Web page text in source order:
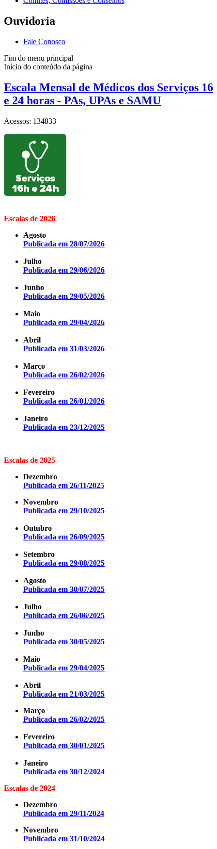
Ouvidoria
Fale Conosco
Fim do menu principal
Início do conteúdo da página
Escala Mensal de Médicos dos Serviços 16
e 24 horas - PAs, UPAs e SAMU
Acessos: 134833
Escalas de 2026
Agosto
Publicada em 28/07/2026
Julho
Publicada em 29/06/2026
Junho
Publicada em 29/05/2026
Maio
Publicada em 29/04/2026
Abril
Publicada em 31/03/2026
Março
Publicada em 26/02/2026
Fevereiro
Publicada em 26/01/2026
Janeiro
Publicada em 23/12/2025
Escalas de 2025
Dezembro
Publicada em 26/11/2025
Novembro
Publicada em 29/10/2025
Outubro
Publicada em 26/09/2025
Setembro
Publicada em 29/08/2025
Agosto
Publicada em 30/07/2025
Julho
Publicada em 26/06/2025
Junho
Publicada em 30/05/2025
Maio
Publicada em 29/04/2025
Abril
Publicada em 21/03/2025
Março
Publicada em 26/02/2025
Fevereiro
Publicada em 30/01/2025
Janeiro
Publicada em 30/12/2024
Escalas de 2024
Dezembro
Publicada em 29/11/2024
Novembro
Publicada em 31/10/2024